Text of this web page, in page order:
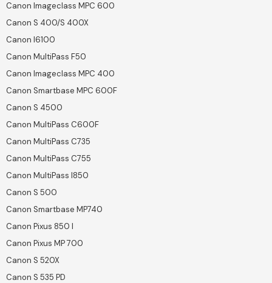
Canon Imageclass MPC 600
Canon S 400/S 400X
Canon I6100
Canon MultiPass F50
Canon Imageclass MPC 400
Canon Smartbase MPC 600F
Canon S 4500
Canon MultiPass C600F
Canon MultiPass C735
Canon MultiPass C755
Canon MultiPass I850
Canon S 500
Canon Smartbase MP740
Canon Pixus 850 I
Canon Pixus MP 700
Canon S 520X
Canon S 535 PD